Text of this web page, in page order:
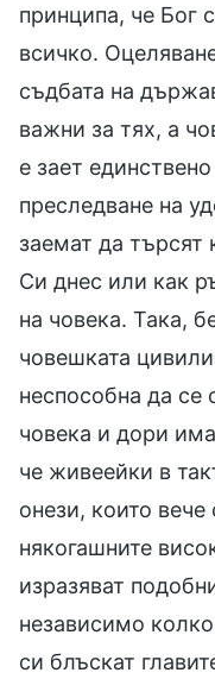
принципа, че Бог
всичко.
съдбата на
важни за тях, а
е зает
преследване на
заемат да търсят
Си днес или как
на човека. Така,
човешката
неспособна да се
човека и дори
че живеейки в
онези, които
някогашните
изразяват
независимо
си блъскат